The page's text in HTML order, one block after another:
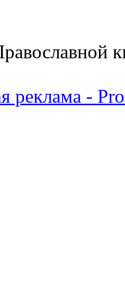
реклама -